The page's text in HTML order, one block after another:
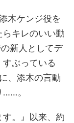
木ケンジ役を
キレのいい動
新人としてデ
ぶっている
、添木の言動
……。
。』以来、約